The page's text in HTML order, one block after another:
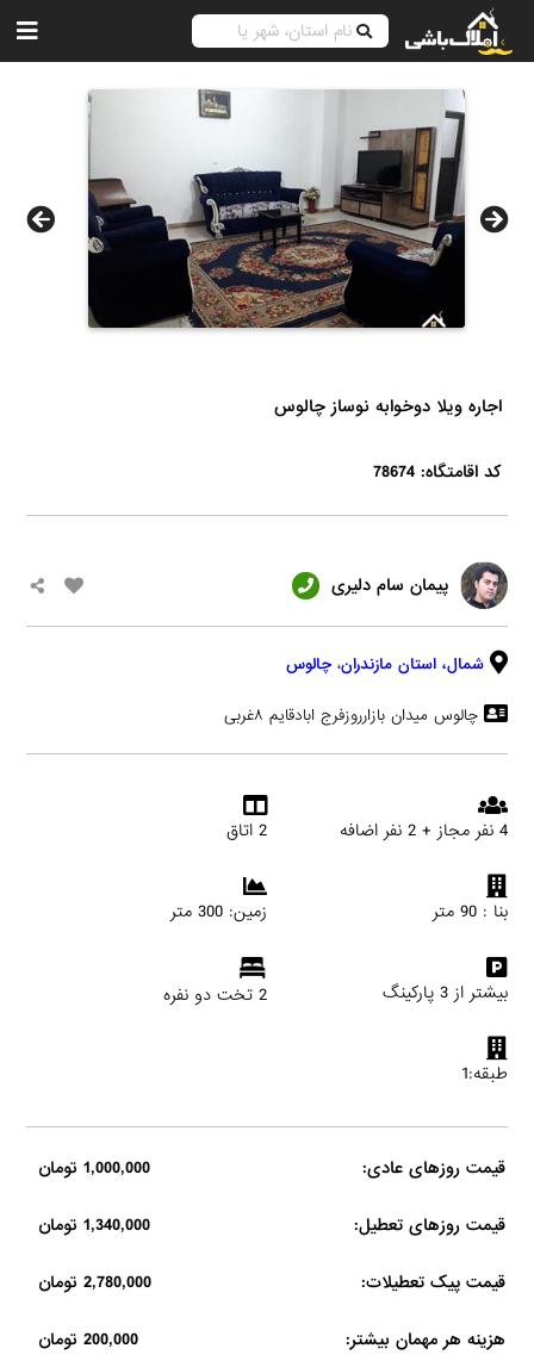
اجاره ویلا دوخوابه نوساز چالوس
کد اقامتگاه: 78674
پیمان سام دلیری
شمال، استان مازندران، چالوس
چالوس میدان بازارروزفرج ابادقایم ۸غربی
4 نفر مجاز + 2 نفر اضافه 2 اتاق
بنا : 90 متر زمین: 300 متر
بیشتر از 3 پارکینگ 2 تخت دو نفره
طبقه:1
قیمت روزهای عادی: 1,000,000 تومان
قیمت روزهای تعطیل: 1,340,000 تومان
قیمت پیک تعطیلات: 2,780,000 تومان
هزینه هر مهمان بیشتر: 200,000 تومان